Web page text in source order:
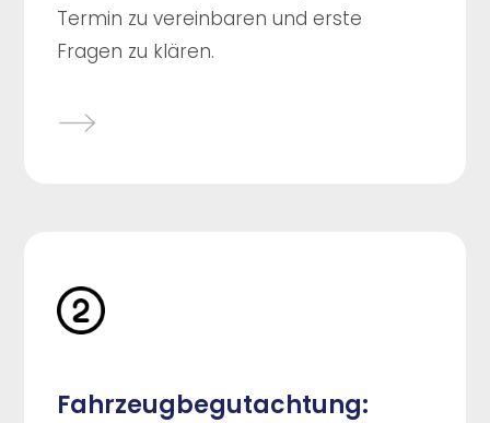
Termin zu vereinbaren und erste
Fragen zu klären.
Fahrzeugbegutachtung: